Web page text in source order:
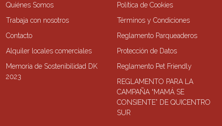
Quiénes Somos
Trabaja con nosotros
Contacto
Alquiler locales comerciales
Memoria de Sostenibilidad DK
2023
Política de Cookies
Términos y Condiciones
Reglamento Parqueaderos
Protección de Datos
Reglamento Pet Friendly
REGLAMENTO PARA LA
CAMPAÑA “MAMÁ SE
CONSIENTE” DE QUICENTRO
SUR